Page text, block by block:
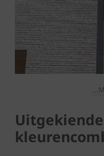
Uitgekiende